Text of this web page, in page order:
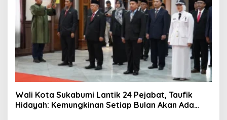
Wali Kota Sukabumi Lantik 24 Pejabat, Taufik
Hidayah: Kemungkinan Setiap Bulan Akan Ada